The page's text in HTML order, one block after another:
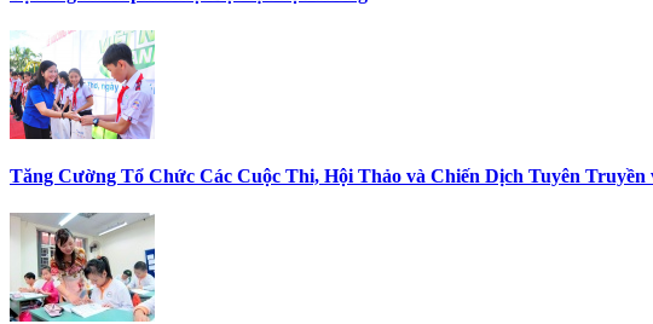
Tăng Cường Tổ Chức Các Cuộc Thi, Hội Thảo và Chiến Dịch Tuyên